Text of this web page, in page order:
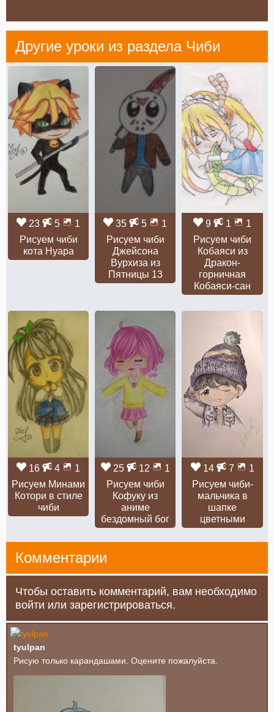
Другие уроки из раздела Чиби
23 5
1
Рисуем чиби
кота Нуара
35 5
1
Рисуем чиби
Джейсона
Вурхиза из
Пятницы 13
9 1
1
Рисуем чиби
Кобаяси из
Дракон-
горничная
Кобаяcи-сан
16 4
1
Рисуем Минами
Котори в стиле
чиби
25 12
1
Рисуем чиби
Кофуку из
аниме
бездомный бог
14 7
1
Рисуем чиби-
мальчика в
шапке
цветными
Комментарии
Чтобы оставить комментарий, вам необходимо
войти или зарегистрироваться.
tyulpan
Рисую только карандашами. Оцените пожалуйста.